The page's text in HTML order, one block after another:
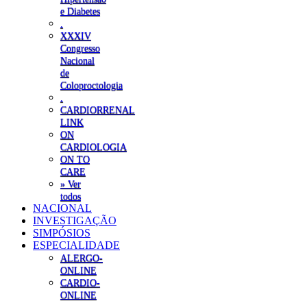
e Diabetes
XXXIV
Congresso
Nacional
de
Coloproctologia
CARDIORRENAL
LINK
ON
CARDIOLOGIA
ON TO
CARE
» Ver
todos
NACIONAL
INVESTIGAÇÃO
SIMPÓSIOS
ESPECIALIDADE
ALERGO-
ONLINE
CARDIO-
ONLINE